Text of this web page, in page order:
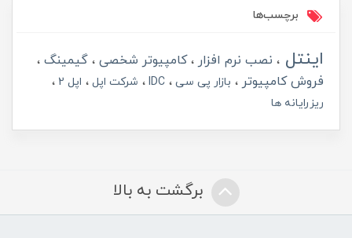
برچسب‌ها
اینتل نصب نرم افزار کامپیوتر شخصی
گیمینگ
فروش کامپیوتر
بازار پی سی IDC شرکت اپل
اپل 2
ریزرایانه ها
برگشت به بالا